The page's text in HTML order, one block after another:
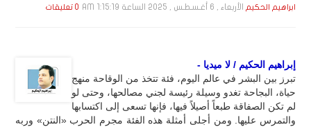
ابراهيم الحكيم الأربعاء , 6 أغـسـطـس , 2025 الساعة 1:15:19 AM 0 تعليقات
إبراهيم الحكيم / لا ميديا -
تبرز بين البشر في عالم اليوم، فئة تتخذ من الوقاحة منهج
حياة، البجاحة تغدو وسيلة رئيسة لجني مصالحها، وحتى لو
لم تكن الصفاقة طبعاً أصيلاً فيها، فإنها تسعى إلى اكتسابها
والتمرس عليها. ومن أجلى أمثلة هذه الفئة مجرم الحرب «النتن» وربه